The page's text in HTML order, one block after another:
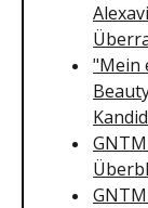
"Mein